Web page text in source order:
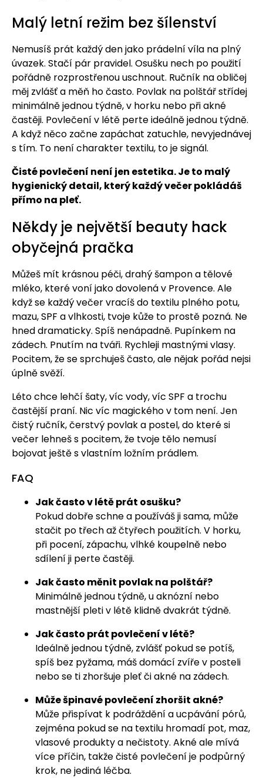
Malý letní režim bez šílenství
Nemusíš prát každý den jako prádelní víla na plný
úvazek. Stačí pár pravidel. Osušku nech po použití
pořádně rozprostřenou uschnout. Ručník na obličej
měj zvlášť a měň ho často. Povlak na polštář střídej
minimálně jednou týdně, v horku nebo při akné
častěji. Povlečení v létě perte ideálně jednou týdně.
A když něco začne zapáchat zatuchle, nevyjednávej
s tím. To není charakter textilu, to je signál.
Čisté povlečení není jen estetika. Je to malý
hygienický detail, který každý večer pokládáš
přímo na pleť.
Někdy je největší beauty hack
obyčejná pračka
Můžeš mít krásnou péči, drahý šampon a tělové
mléko, které voní jako dovolená v Provence. Ale
když se každý večer vracíš do textilu plného potu,
mazu, SPF a vlhkosti, tvoje kůže to prostě pozná. Ne
hned dramaticky. Spíš nenápadně. Pupínkem na
zádech. Pnutím na tváři. Rychleji mastnými vlasy.
Pocitem, že se sprchuješ často, ale nějak pořád nejsi
úplně svěží.
Léto chce lehčí šaty, víc vody, víc SPF a trochu
častější praní. Nic víc magického v tom není. Jen
čistý ručník, čerstvý povlak a postel, do které si
večer lehneš s pocitem, že tvoje tělo nemusí
bojovat ještě s vlastním ložním prádlem.
FAQ
Jak často v létě prát osušku?
Pokud dobře schne a používáš ji sama, může
stačit po třech až čtyřech použitích. V horku,
při pocení, zápachu, vlhké koupelně nebo
sdílení ji perte častěji.
Jak často měnit povlak na polštář?
Minimálně jednou týdně, u aknózní nebo
mastnější pleti v létě klidně dvakrát týdně.
Jak často prát povlečení v létě?
Ideálně jednou týdně, zvlášť pokud se potíš,
spíš bez pyžama, máš domácí zvíře v posteli
nebo se ti zhoršuje pleť či akné na zádech.
Může špinavé povlečení zhoršit akné?
Může přispívat k podráždění a ucpávání pórů,
zejména pokud se na textilu hromadí pot, maz,
vlasové produkty a nečistoty. Akné ale mívá
více příčin, takže čisté povlečení je podpůrný
krok, ne jediná léčba.